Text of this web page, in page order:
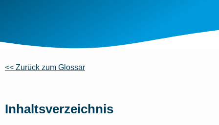
<< Zurück zum Glossar
Inhaltsverzeichnis